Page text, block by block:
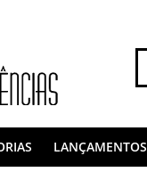
LANÇAMENTOS